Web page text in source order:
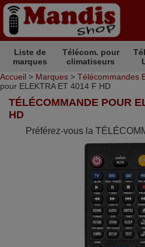
Liste de
marques
Télécom. pour
climatiseurs
Accueil > Marques > Télécommandes
pour ELEKTRA ET 4014 F HD
TÉLÉCOMMANDE POUR
HD
Préférez-vous la